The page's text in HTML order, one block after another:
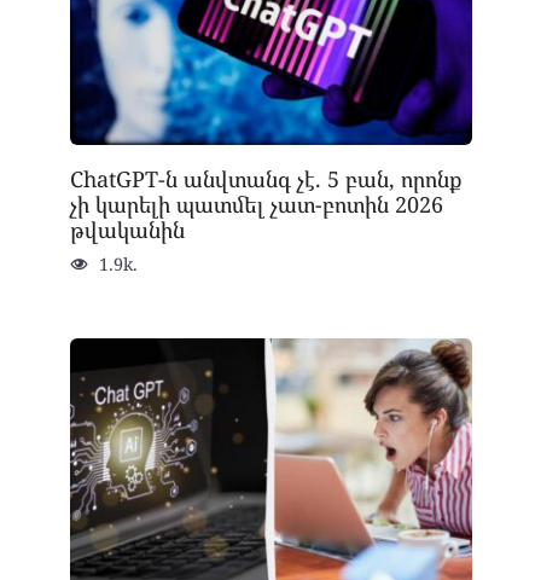
ChatGPT-ն անվտանգ չէ. 5 բան, որոնք
չի կարելի պատմել չատ-բոտին 2026
թվականին
1.9k.